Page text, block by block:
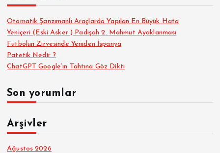
Otomatik Şanzımanlı Araçlarda Yapılan En Büyük Hata
Yeniçeri (Eski Asker ) Padişah 2. Mahmut Ayaklanması
Futbolun Zirvesinde Yeniden İspanya
Patetik Nedir ?
ChatGPT Google’ın Tahtına Göz Dikti
Son yorumlar
Arşivler
Ağustos 2026